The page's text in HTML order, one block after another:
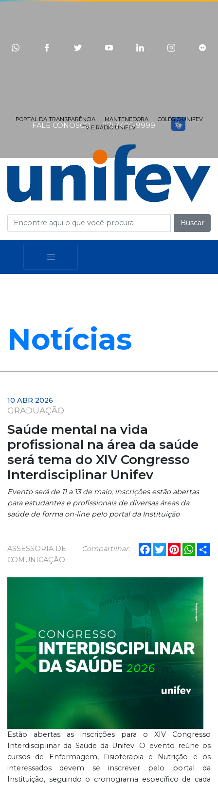
FALE CONOSCO (17) 3405-9999
PORTAL DA TRANSPARÊNCIA MANTENEDORA
COLÉGIO UNIFEV
TV E RÁDIO UNIFEV
Buscar
Notícias
10 ABR 2026
GRADUAÇÃO
Saúde mental na vida
profissional na área da saúde
será tema do XIV Congresso
Interdisciplinar Unifev
Evento será de 11 a 13 de maio; inscrições estão abertas
para estudantes e profissionais de diversas áreas da
saúde de forma on-line pelo portal da Instituição
Compartilhar: Facebook
TwitterPinterest
ASSESSORIA DE
COMUNICAÇÃO
Estão abertas as inscrições para o XIV Congresso
Interdisciplinar da Saúde da Unifev. O evento reúne os
cursos de Enfermagem, Fisioterapia e Nutrição e os
interessados devem se inscrever pelo portal da
Instituição, seguindo o cronograma específico de cada